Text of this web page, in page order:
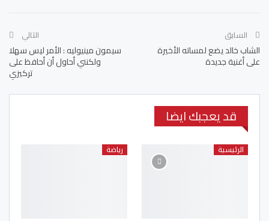
السابق
الشاب خالد يضع لمساته الأخيرة
على أغنية جديدة
التالي
سيمون مينيوليه : الأمر ليس سهلا
ولكنني أحاول أن أحافظ على
تركيزي
قد يعجبك ايضا
الرئيسية رياضة